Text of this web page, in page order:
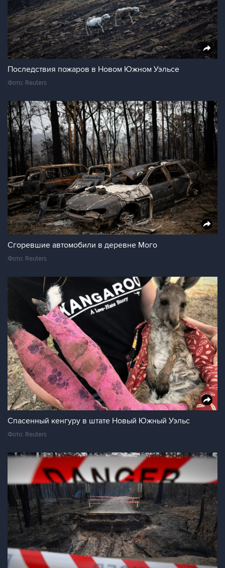
Последствия пожаров в Новом Южном Уэльсе
Фото: Reuters
Сгоревшие автомобили в деревне Мого
Фото: Reuters
Спасенный кенгуру в штате Новый Южный Уэльс
Фото: Reuters